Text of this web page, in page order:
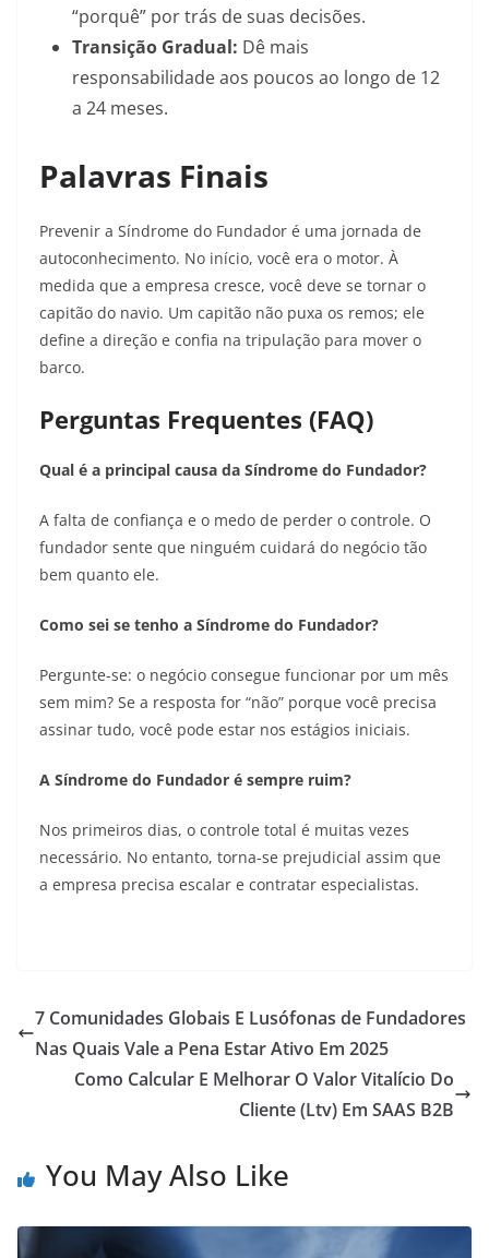
“porquê” por trás de suas decisões.
Transição Gradual: Dê mais
responsabilidade aos poucos ao longo de 12
a 24 meses.
Palavras Finais
Prevenir a Síndrome do Fundador é uma jornada de
autoconhecimento. No início, você era o motor. À
medida que a empresa cresce, você deve se tornar o
capitão do navio. Um capitão não puxa os remos; ele
define a direção e confia na tripulação para mover o
barco.
Perguntas Frequentes (FAQ)
Qual é a principal causa da Síndrome do Fundador?
A falta de confiança e o medo de perder o controle. O
fundador sente que ninguém cuidará do negócio tão
bem quanto ele.
Como sei se tenho a Síndrome do Fundador?
Pergunte-se: o negócio consegue funcionar por um mês
sem mim? Se a resposta for “não” porque você precisa
assinar tudo, você pode estar nos estágios iniciais.
A Síndrome do Fundador é sempre ruim?
Nos primeiros dias, o controle total é muitas vezes
necessário. No entanto, torna-se prejudicial assim que
a empresa precisa escalar e contratar especialistas.
7 Comunidades Globais E Lusófonas de Fundadores
Nas Quais Vale a Pena Estar Ativo Em 2025
Como Calcular E Melhorar O Valor Vitalício Do
Cliente (Ltv) Em SAAS B2B
You May Also Like